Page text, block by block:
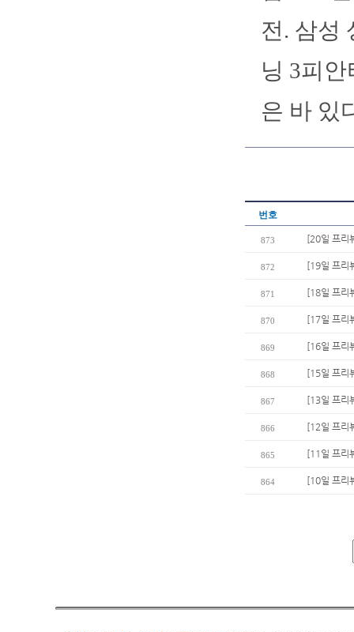
전. 삼성
닝 3피
은 바 있
번호
873 [20일 프리
872 [19일 프리
871 [18일 프리
870 [17일 프리
869 [16일 프리
868 [15일 프리
867 [13일 프리
866 [12일 프리
865 [11일 프리
864 [10일 프리